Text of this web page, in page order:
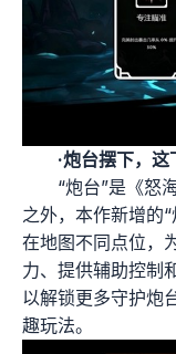
·炮台摆下，
“炮台”是《怒
之外，本作新增的
在地图不同点位，
力、提供辅助控制
以解锁更多守护炮
趣玩法。